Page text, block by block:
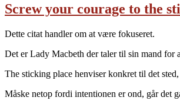
Screw your courage to the
Dette citat handler om at være fokuseret.
Det er Lady Macbeth der taler til sin mand for
The sticking place henviser konkret til det
Måske netop fordi intentionen er ond, går det